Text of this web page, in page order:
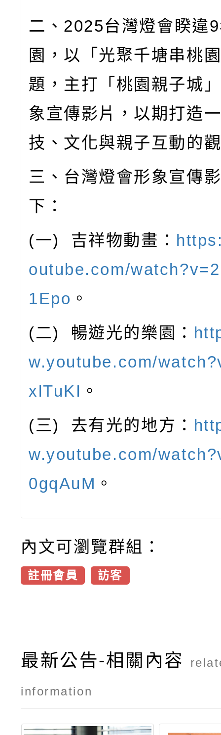
二、 2025台灣燈會睽違9
園，以「光聚千塘串桃
題，主打「桃園親子城
象宣傳影片，以期打造
技、文化與親子互動的
三、台灣燈會形象宣傳
下：
(一) 吉祥物動畫：
outube.com/
1Epo 。
(二) 暢遊光的樂園：
w.youtube.com/
xlTuKI 。
(三) 去有光的地方：
w.youtube.com/
0gqAuM 。
內文可瀏覽群組：
註冊會員 訪客
最新公告-相關內容
information